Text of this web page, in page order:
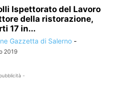
Ispettorato del Lavoro
della ristorazione,
17 in...
Gazzetta di Salerno -
2019
-